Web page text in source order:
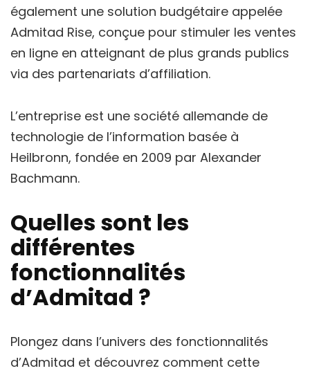
également une solution budgétaire appelée
Admitad Rise, conçue pour stimuler les ventes
en ligne en atteignant de plus grands publics
via des partenariats d’affiliation.
L’entreprise est une société allemande de
technologie de l’information basée à
Heilbronn, fondée en 2009 par Alexander
Bachmann.
Quelles sont les
différentes
fonctionnalités
d’Admitad ?
Plongez dans l’univers des fonctionnalités
d’Admitad et découvrez comment cette